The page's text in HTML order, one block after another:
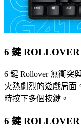
6 鍵
6 鍵 Rollover 無衝突
火熱劇烈的遊戲局面
時按下多個按鍵。
6 鍵